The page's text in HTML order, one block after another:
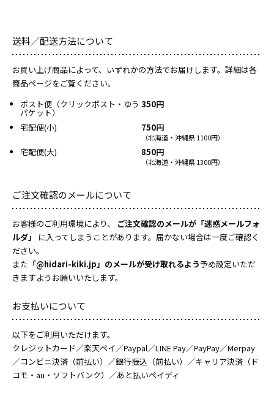
送料／配送方法について
お買い上げ商品によって、いずれかの方法でお届けします。詳細は各
商品ページをご覧ください。
ポスト便（クリックポスト・ゆう
パケット）
350円
宅配便(小) 750円
（北海道・沖縄県 1100円）
宅配便(大) 850円
（北海道・沖縄県 1300円）
ご注文確認のメールについて
お客様のご利用環境により、
ご注文確認のメールが「迷惑メールフォ
ルダ」
に入ってしまうことがあります。届かない場合は一度ご確認く
ださい。
また 「@hidari-kiki.jp」のメールが受け取れるよう予め設定いただ
きますようお願いいたします。
お支払いについて
以下をご利用いただけます。
クレジットカード／楽天ペイ／Paypal／LINE Pay／PayPay／Merpay
／コンビニ決済（前払い）／銀行振込（前払い）／キャリア決済（ド
コモ・au・ソフトバンク）／あと払いペイディ